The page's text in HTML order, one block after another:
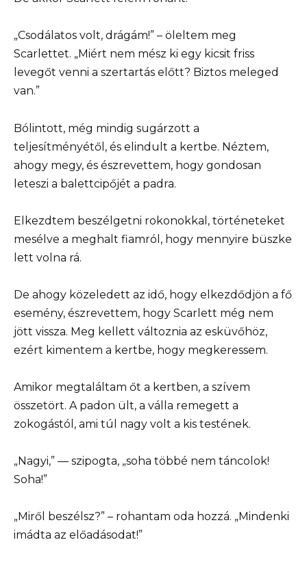
„Csodálatos volt, drágám!” – öleltem meg
Scarlettet. „Miért nem mész ki egy kicsit friss
levegőt venni a szertartás előtt? Biztos meleged
van.”
Bólintott, még mindig sugárzott a
teljesítményétől, és elindult a kertbe. Néztem,
ahogy megy, és észrevettem, hogy gondosan
leteszi a balettcipőjét a padra.
Elkezdtem beszélgetni rokonokkal, történeteket
mesélve a meghalt fiamról, hogy mennyire büszke
lett volna rá.
De ahogy közeledett az idő, hogy elkezdődjön a fő
esemény, észrevettem, hogy Scarlett még nem
jött vissza. Meg kellett változnia az esküvőhöz,
ezért kimentem a kertbe, hogy megkeressem.
Amikor megtaláltam őt a kertben, a szívem
összetört. A padon ült, a válla remegett a
zokogástól, ami túl nagy volt a kis testének.
„Nagyi,” — szipogta, „soha többé nem táncolok!
Soha!”
„Miről beszélsz?” – rohantam oda hozzá. „Mindenki
imádta az előadásodat!”